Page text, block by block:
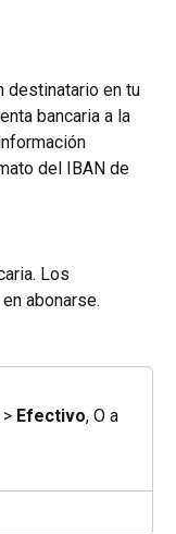
destinatario en tu
bancaria a la
del IBAN de
Los
abonarse.
> Efectivo, O a